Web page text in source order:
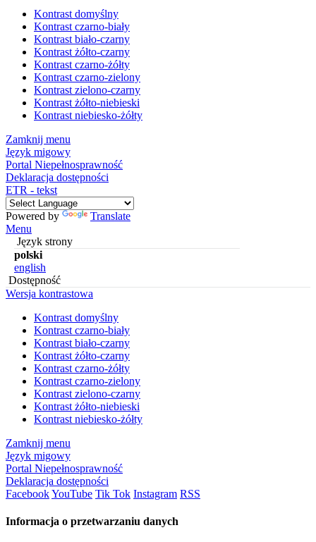
Kontrast domyślny
Kontrast czarno-biały
Kontrast biało-czarny
Kontrast żółto-czarny
Kontrast czarno-żółty
Kontrast czarno-zielony
Kontrast zielono-czarny
Kontrast żółto-niebieski
Kontrast niebiesko-żółty
Zamknij menu
Język migowy
Portal Niepełnosprawność
Deklaracja dostępności
ETR - tekst
Powered by
Translate
Menu
Język strony
polski
english
Dostępność
Wersja kontrastowa
Kontrast domyślny
Kontrast czarno-biały
Kontrast biało-czarny
Kontrast żółto-czarny
Kontrast czarno-żółty
Kontrast czarno-zielony
Kontrast zielono-czarny
Kontrast żółto-niebieski
Kontrast niebiesko-żółty
Zamknij menu
Język migowy
Portal Niepełnosprawność
Deklaracja dostępności
FacebookYouTube Tik Tok Instagram RSS
Informacja o przetwarzaniu danych